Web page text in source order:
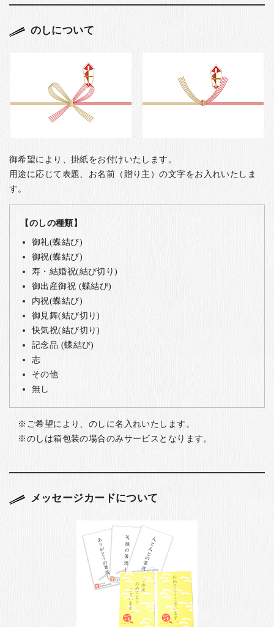
のしについて
御希望により、掛紙をお付けいたします。
用途に応じて表題、お名前（贈り主）の文字をお入れいたしま
す。
【のしの種類】
御礼(蝶結び)
御祝(蝶結び)
寿・結婚祝(結び切り)
御出産御祝 (蝶結び)
内祝(蝶結び)
御見舞(結び切り)
快気祝(結び切り)
記念品 (蝶結び)
志
その他
無し
ご希望により、のしに名入れいたします。
のしは箱包装の場合のみサービスとなります。
メッセージカードについて